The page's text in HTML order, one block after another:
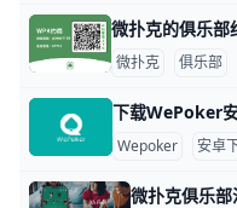
微扑克 俱乐部
Wepoker 安卓